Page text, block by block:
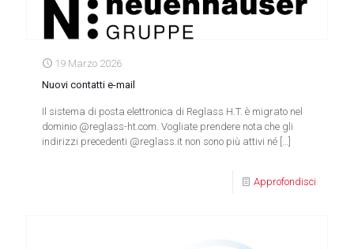
19 Marzo 2026
Nuovi contatti e-mail
Il sistema di posta elettronica di Reglass H.T. è migrato nel
dominio @reglass-ht.com. Vogliate prendere nota che gli
indirizzi precedenti @reglass.it non sono più attivi né
Approfondisci